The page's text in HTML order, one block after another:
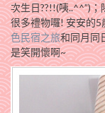
次生日??!!(咦..^^”)
很多禮物囉! 安安的
色民宿之旅和同月同
是笑開懷啊~